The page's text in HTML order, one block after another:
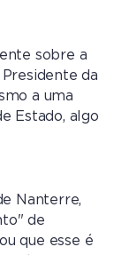
sobre a
da
a uma
Estado, algo
Nanterre,
de
que esse é